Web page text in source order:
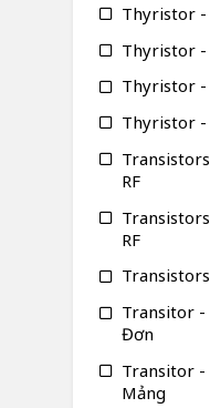
Thyristor -
Thyristor -
Thyristor -
Thyristor -
Transistors
RF
RF
Transitor -
Đơn
Transitor -
Mảng